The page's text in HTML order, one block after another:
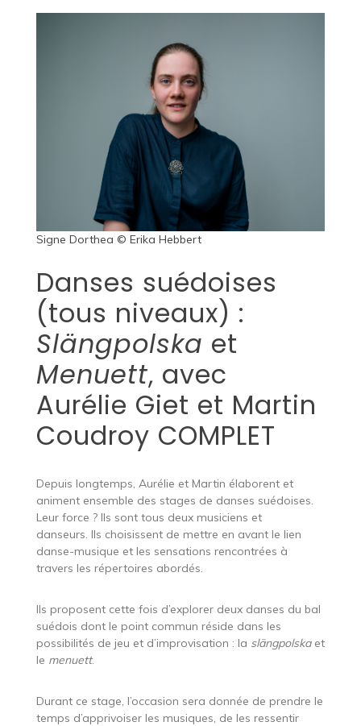
Signe Dorthea © Erika Hebbert
Danses suédoises
(tous niveaux) :
Slängpolska et
Menuett, avec
Aurélie Giet et Martin
Coudroy COMPLET
Depuis longtemps, Aurélie et Martin élaborent et
animent ensemble des stages de danses suédoises.
Leur force ? Ils sont tous deux musiciens et
danseurs. Ils choisissent de mettre en avant le lien
danse-musique et les sensations rencontrées à
travers les répertoires abordés.
Ils proposent cette fois d’explorer deux danses du bal
suédois dont le point commun réside dans les
possibilités de jeu et d’improvisation : la slängpolskaet
le menuett.
Durant ce stage, l’occasion sera donnée de prendre le
temps d’apprivoiser les musiques, de les ressentir